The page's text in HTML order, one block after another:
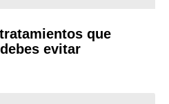
que
evitar